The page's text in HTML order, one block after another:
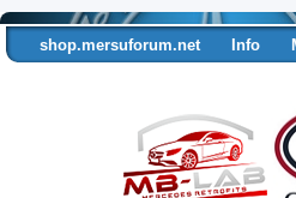
shop.mersuforum.net Info